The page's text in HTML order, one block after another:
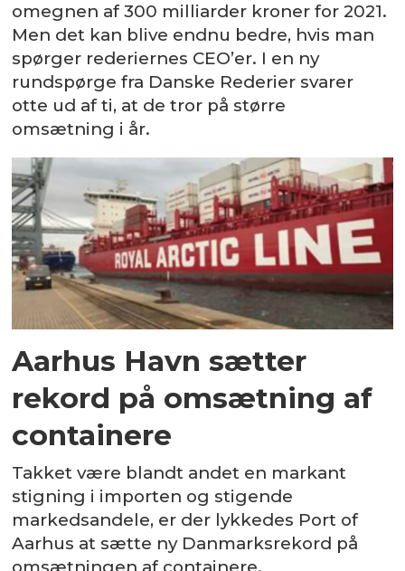
omegnen af 300 milliarder kroner for 2021.
Men det kan blive endnu bedre, hvis man
spørger rederiernes CEO’er. I en ny
rundspørge fra Danske Rederier svarer
otte ud af ti, at de tror på større
omsætning i år.
Aarhus Havn sætter
rekord på omsætning af
containere
Takket være blandt andet en markant
stigning i importen og stigende
markedsandele, er der lykkedes Port of
Aarhus at sætte ny Danmarksrekord på
omsætningen af containere.